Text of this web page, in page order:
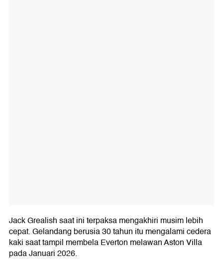
Jack Grealish saat ini terpaksa mengakhiri musim lebih
cepat. Gelandang berusia 30 tahun itu mengalami cedera
kaki saat tampil membela Everton melawan Aston Villa
pada Januari 2026.